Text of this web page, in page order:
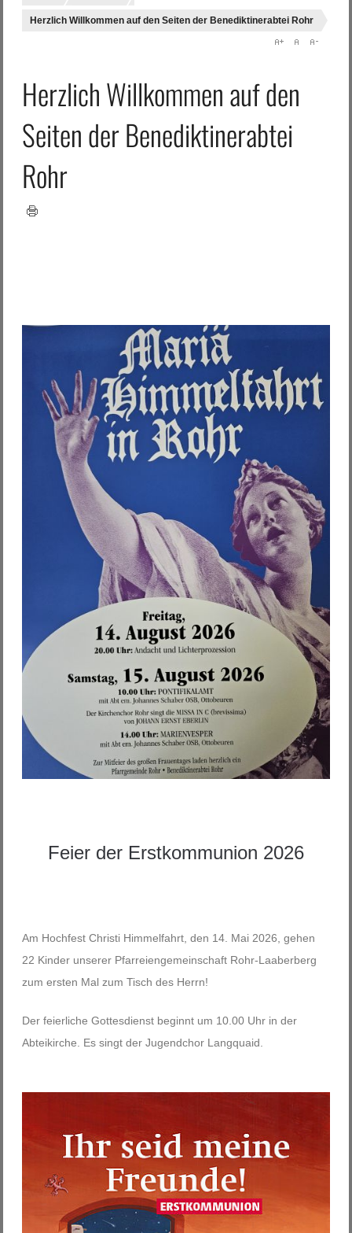
Herzlich Willkommen auf den Seiten der Benediktinerabtei Rohr
Herzlich Willkommen auf den
Seiten der Benediktinerabtei
Rohr
Feier der Erstkommunion 2026
Am Hochfest Christi Himmelfahrt, den 14. Mai 2026, gehen
22 Kinder unserer Pfarreiengemeinschaft Rohr-Laaberberg
zum ersten Mal zum Tisch des Herrn!
Der feierliche Gottesdienst beginnt um 10.00 Uhr in der
Abteikirche. Es singt der Jugendchor Langquaid.